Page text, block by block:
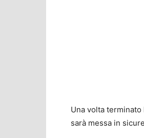
Una volta
sarà messa in